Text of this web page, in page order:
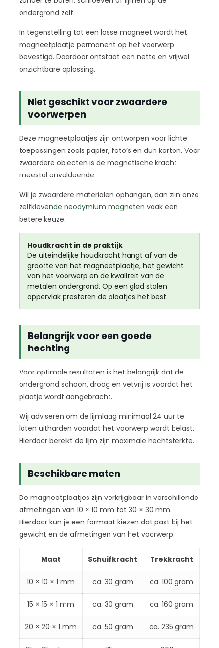
ondergrond zelf.
In tegenstelling tot een losse magneet wordt het
magneetplaatje permanent op het voorwerp
bevestigd. Daardoor ontstaat een nette en vrijwel
onzichtbare oplossing.
Niet geschikt voor zwaardere
voorwerpen
Deze magneetplaatjes zijn ontworpen voor lichte
toepassingen zoals papier, foto’s en dun karton. Voor
zwaardere objecten is de magnetische kracht
meestal onvoldoende.
Wil je zwaardere materialen ophangen, dan zijn onze
zelfklevende neodymium magneten vaak een
betere keuze.
Houdkracht in de praktijk
De uiteindelijke houdkracht hangt af van de
grootte van het magneetplaatje, het gewicht
van het voorwerp en de kwaliteit van de
metalen ondergrond. Op een glad stalen
oppervlak presteren de plaatjes het best.
Belangrijk voor een goede
hechting
Voor optimale resultaten is het belangrijk dat de
ondergrond schoon, droog en vetvrij is voordat het
plaatje wordt aangebracht.
Wij adviseren om de lijmlaag minimaal 24 uur te
laten uitharden voordat het voorwerp wordt belast.
Hierdoor bereikt de lijm zijn maximale hechtsterkte.
Beschikbare maten
De magneetplaatjes zijn verkrijgbaar in verschillende
afmetingen van 10 × 10 mm tot 30 × 30 mm.
Hierdoor kun je een formaat kiezen dat past bij het
gewicht en de afmetingen van het voorwerp.
Maat Schuifkracht Trekkracht
10 × 10 × 1 mm ca. 30 gram ca. 100 gram
15 × 15 × 1 mm ca. 30 gram ca. 160 gram
20 × 20 × 1 mm ca. 50 gram ca. 235 gram